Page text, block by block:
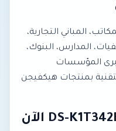
المباني التجارية،
المدارس، البنوك،
المؤسسات
بمنتجات هيكفيجن